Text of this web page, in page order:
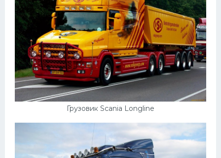
Грузовик Scania Longline